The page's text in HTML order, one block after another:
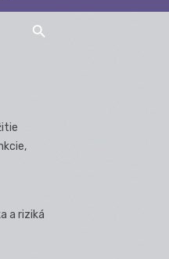
a riziká